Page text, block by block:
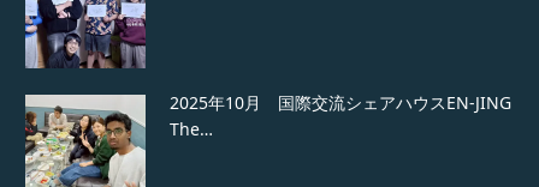
2025年10月 国際交流シェアハウスEN-JING
The…